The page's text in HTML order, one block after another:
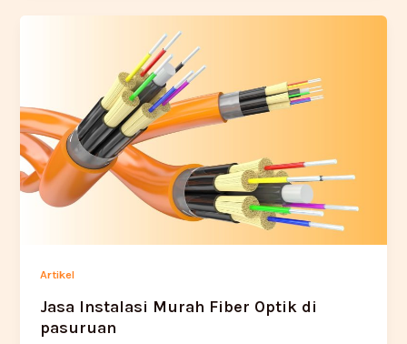
Artikel
Jasa Instalasi Murah Fiber Optik di
pasuruan